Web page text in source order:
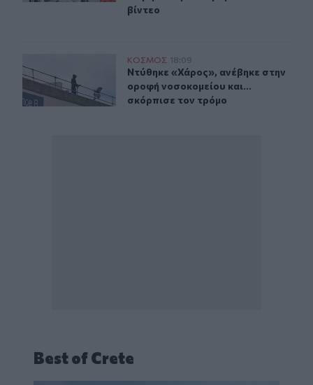
βίντεο
Ντύθηκε «Χάρος», ανέβηκε στην οροφή νοσοκομείου
ΚΟΣΜΟΣ 18:09
Ντύθηκε «Χάρος», ανέβηκε στην
Ντύθηκε «Χάρος», ανέβηκε στην
οροφή νοσοκομείου και...
σκόρπισε τον τρόμο
Best of Crete